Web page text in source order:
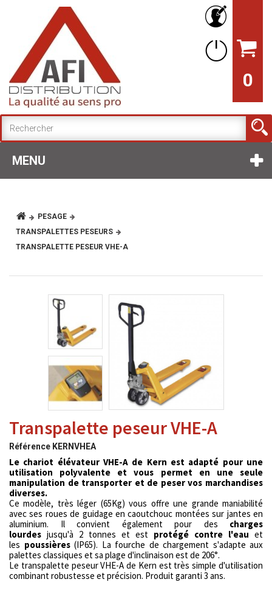
0
MENU
PESAGE
TRANSPALETTES PESEURS
TRANSPALETTE PESEUR VHE-A
Transpalette peseur VHE-A
Référence KERNVHEA
Le chariot élévateur VHE-A de Kern est adapté pour une
utilisation polyvalente et vous permet en une seule
manipulation de transporter et de peser vos marchandises
diverses.
Ce modèle, très léger (65Kg) vous offre une grande maniabilité
avec ses roues de guidage en caoutchouc montées sur jantes en
aluminium. Il convient également pour des charges
lourdes jusqu'à 2 tonnes et est protégé contre l'eau et
les poussières(IP65). La fourche de chargement s'adapte aux
palettes classiques et sa plage d'inclinaison est de 206°.
Le transpalette peseur VHE-A de Kern est très simple d'utilisation
combinant robustesse et précision. Produit garanti 3 ans.